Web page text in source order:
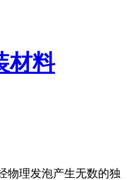
材料
物理发泡产生无数的独